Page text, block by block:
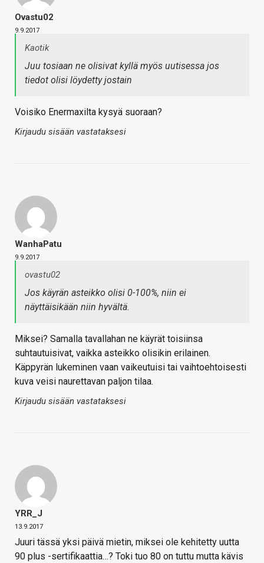
Ovastu02
9.9.2017
Kaotik
Juu tosiaan ne olisivat kyllä myös uutisessa jos
tiedot olisi löydetty jostain
Voisiko Enermaxilta kysyä suoraan?
Kirjaudu sisään vastataksesi
WanhaPatu
9.9.2017
ovastu02
Jos käyrän asteikko olisi 0-100%, niin ei
näyttäisikään niin hyvältä.
Miksei? Samalla tavallahan ne käyrät toisiinsa
suhtautuisivat, vaikka asteikko olisikin erilainen.
Käppyrän lukeminen vaan vaikeutuisi tai vaihtoehtoisesti
kuva veisi naurettavan paljon tilaa.
Kirjaudu sisään vastataksesi
YRR_J
13.9.2017
Juuri tässä yksi päivä mietin, miksei ole kehitetty uutta
90 plus -sertifikaattia…? Toki tuo 80 on tuttu mutta kävis